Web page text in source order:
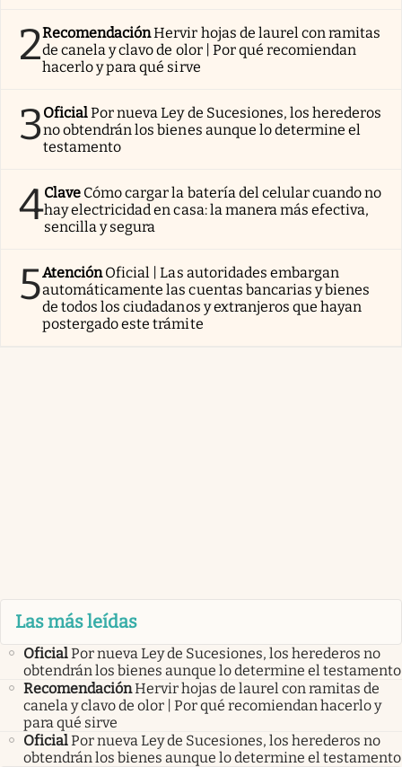
2RecomendaciónHervir hojas de laurel con ramitas
de canela y clavo de olor | Por qué recomiendan
hacerlo y para qué sirve
3OficialPor nueva Ley de Sucesiones, los herederos
no obtendrán los bienes aunque lo determine el
testamento
4Clave Cómo cargar la batería del celular cuando no
hay electricidad en casa: la manera más efectiva,
sencilla y segura
5AtenciónOficial | Las autoridades embargan
automáticamente las cuentas bancarias y bienes
de todos los ciudadanos y extranjeros que hayan
postergado este trámite
Las más leídas
OficialPor nueva Ley de Sucesiones, los herederos no
obtendrán los bienes aunque lo determine el testamento
RecomendaciónHervir hojas de laurel con ramitas de
canela y clavo de olor | Por qué recomiendan hacerlo y
para qué sirve
OficialPor nueva Ley de Sucesiones, los herederos no
obtendrán los bienes aunque lo determine el testamento